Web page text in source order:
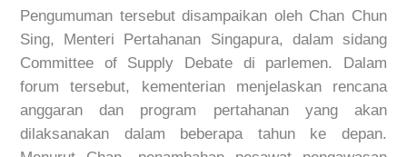
Pengumuman tersebut disampaikan oleh Chan Chun
Sing, Menteri Pertahanan Singapura, dalam sidang
Committee of Supply Debate di parlemen. Dalam
forum tersebut, kementerian menjelaskan rencana
anggaran dan program pertahanan yang akan
dilaksanakan dalam beberapa tahun ke depan.